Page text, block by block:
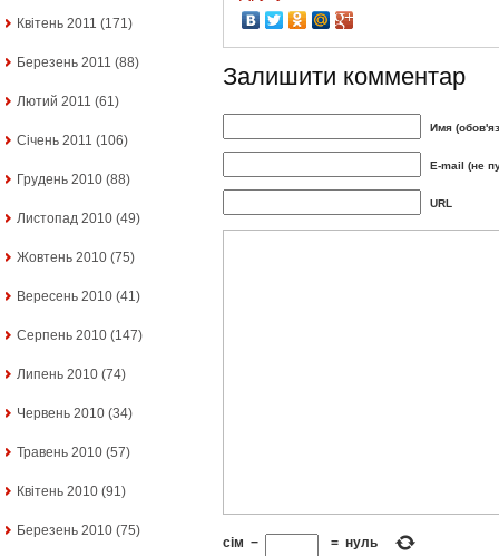
Квітень 2011 (171)
Березень 2011 (88)
Лютий 2011 (61)
Січень 2011 (106)
Грудень 2010 (88)
Листопад 2010 (49)
Жовтень 2010 (75)
Вересень 2010 (41)
Серпень 2010 (147)
Липень 2010 (74)
Червень 2010 (34)
Травень 2010 (57)
Квітень 2010 (91)
Березень 2010 (75)
Залишити комментар
Имя
E-mail (не
URL
сім − = нуль